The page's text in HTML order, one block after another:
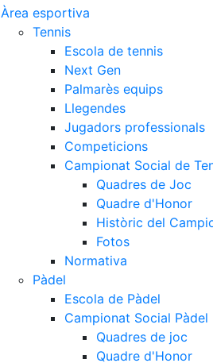
Àrea esportiva
Tennis
Escola de tennis
Next Gen
Palmarès equips
Llegendes
Jugadors professionals
Competicions
Campionat Social de
Quadres de Joc
Quadre d'Honor
Històric del
Fotos
Normativa
Pàdel
Escola de Pàdel
Campionat Social Pàdel
Quadres de joc
Quadre d'Honor